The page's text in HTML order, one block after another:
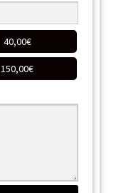
40,00€
150,00€